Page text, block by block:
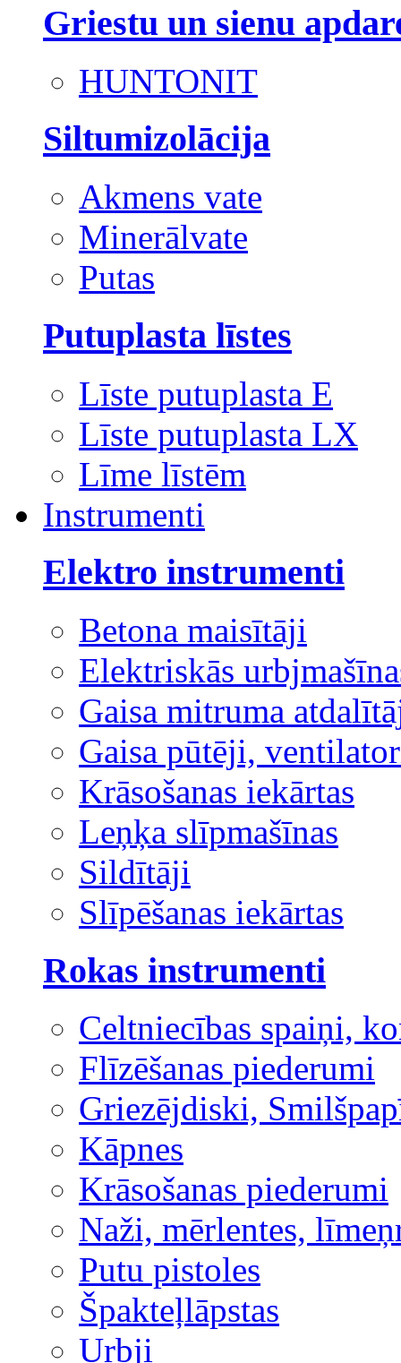
Griestu un sienu
HUNTONIT
Siltumizolācija
Akmens vate
Minerālvate
Putas
Putuplasta līstes
Līste putuplasta E
Līste putuplasta LX
Līme līstēm
Instrumenti
Elektro instrumenti
Betona maisītāji
Elektriskās
Gaisa mitruma
Gaisa pūtēji,
Krāsošanas iekārtas
Leņķa slīpmašīnas
Sildītāji
Slīpēšanas iekārtas
Rokas instrumenti
Celtniecības spaiņi,
Flīzēšanas piederumi
Griezējdiski,
Kāpnes
Krāsošanas piederumi
Naži, mērlentes,
Putu pistoles
Špakteļlāpstas
Urbji